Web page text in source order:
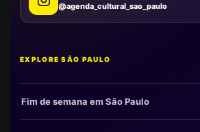
@agenda_cultural_sao_paulo
EXPLORE SÃO PAULO
Fim de semana em São Paulo